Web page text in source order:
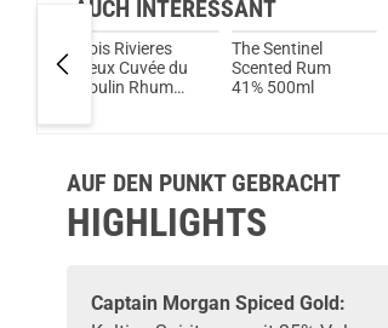
AUCH INTERESSANT
Trois Rivieres
Vieux Cuvée du
Moulin Rhum
The Sentinel
Scented Rum
41% 500ml
AUF DEN PUNKT GEBRACHT
HIGHLIGHTS
Captain Morgan Spiced Gold: